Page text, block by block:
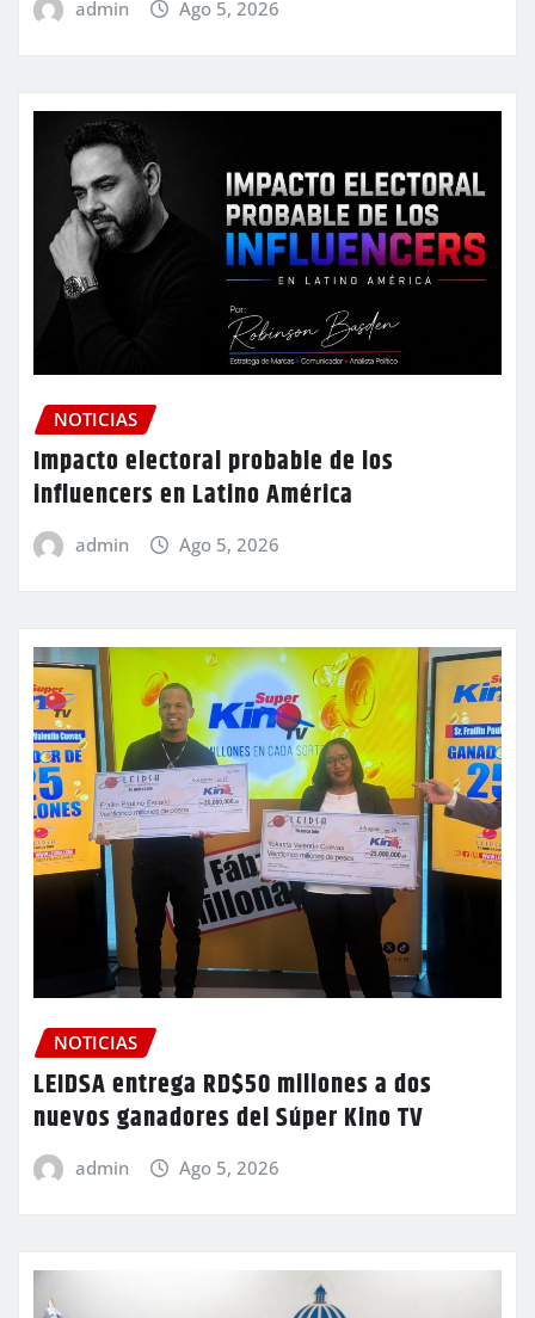
admin Ago 5, 2026
NOTICIAS
Impacto electoral probable de los
influencers en Latino América
admin Ago 5, 2026
NOTICIAS
LEIDSA entrega RD$50 millones a dos
nuevos ganadores del Súper Kino TV
admin Ago 5, 2026